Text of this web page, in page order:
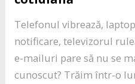
Telefonul vibrează,
notificare, televizorul
e-mailuri pare să nu se
cunoscut? Trăim într-o